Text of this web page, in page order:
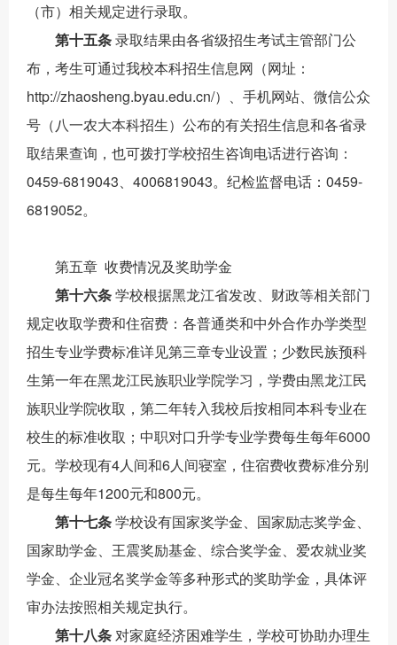
（市）相关规定进行录取。
第十五条录取结果由各省级招生考试主管部门公
布，考生可通过我校本科招生信息网（网址：
http://zhaosheng.byau.edu.cn/）、手机网站、微信公众
号（八一农大本科招生）公布的有关招生信息和各省录
取结果查询，也可拨打学校招生咨询电话进行咨询 ：
0459-6819043、 4006819043。 纪检监督电话： 0459-
6819052。
第五章 收费情况及奖助学金
第十六条学校根据黑龙江省发改、财政等相关部门
规定收取学费和住宿费 ： 各普通类和中外合作办学类型
招生专业学费标准详见第三章专业设置；少数民族预科
生第一年在黑龙江民族职业学院学习，学费由黑龙江民
族职业学院收取，第二年转入我校后按相同本科专业在
校生的标准收取； 中职对口升学专业学费每生每年6000
元。 学校现有4人间和6人间寝室， 住宿费收费标准分别
是每生每年1200元和800元。
第十七条学校设有国家奖学金、国家励志奖学金、
国家助学金、王震奖励基金、综合奖学金、爱农就业奖
学金、企业冠名奖学金等多种形式的奖助学金，具体评
审办法按照相关规定执行。
第十八条对家庭经济困难学生，学校可协助办理生